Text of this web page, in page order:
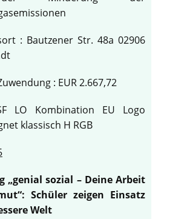
: Bautzener Str. 48a 02906
: EUR 2.667,72
„genial sozial – Deine Arbeit
Schüler zeigen Einsatz
Welt